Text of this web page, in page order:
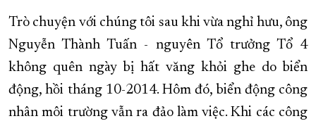
Trò chuyện với chúng tôi sau khi vừa nghỉ hưu, ông
Nguyễn Thành Tuấn - nguyên Tổ trưởng Tổ 4
không quên ngày bị hất văng khỏi ghe do biển
động, hồi tháng 10-2014. Hôm đó, biển động công
nhân môi trường vẫn ra đảo làm việc. Khi các công